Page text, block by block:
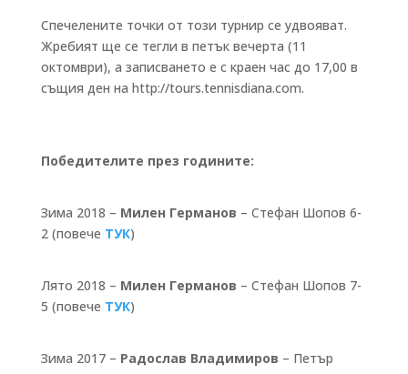
Спечелените точки от този турнир се удвояват.
Жребият ще се тегли в петък вечерта (11
октомври), а записването е с краен час до 17,00 в
същия ден на http://tours.tennisdiana.com.
Победителите през годините:
Зима 2018 – Милен Германов – Стефан Шопов 6-
2 (повече ТУК)
Лято 2018 – Милен Германов – Стефан Шопов 7-
5 (повече ТУК)
Зима 2017 – Радослав Владимиров – Петър